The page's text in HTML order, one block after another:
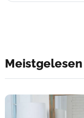
Meistgelesen